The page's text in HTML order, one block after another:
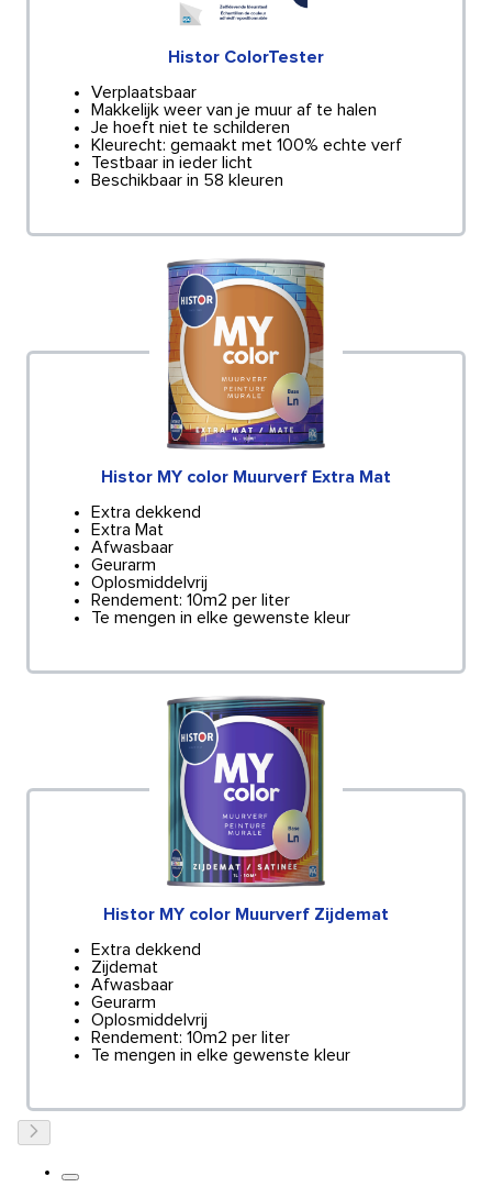
Histor ColorTester
Verplaatsbaar
Makkelijk weer van je muur af te halen
Je hoeft niet te schilderen
Kleurecht: gemaakt met 100% echte verf
Testbaar in ieder licht
Beschikbaar in 58 kleuren
Histor MY color Muurverf Extra Mat
Extra dekkend
Extra Mat
Afwasbaar
Geurarm
Oplosmiddelvrij
Rendement: 10m2 per liter
Te mengen in elke gewenste kleur
Histor MY color Muurverf Zijdemat
Extra dekkend
Zijdemat
Afwasbaar
Geurarm
Oplosmiddelvrij
Rendement: 10m2 per liter
Te mengen in elke gewenste kleur